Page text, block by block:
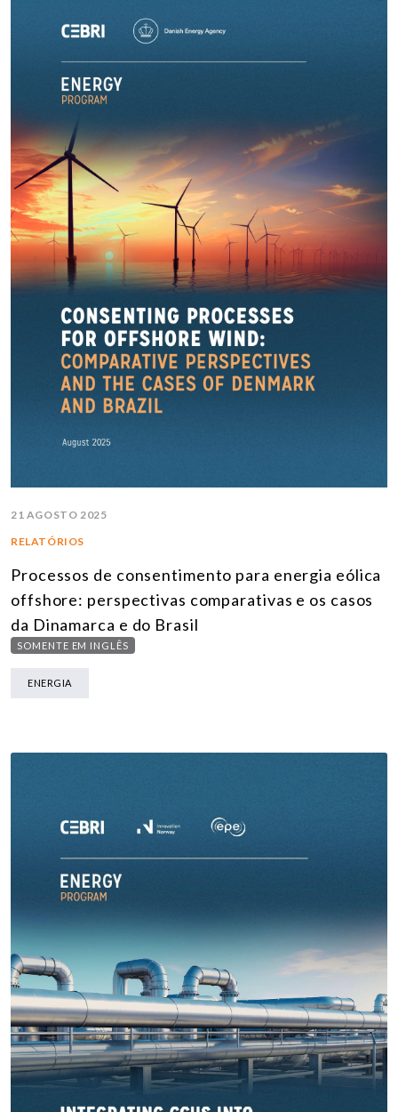
21 AGOSTO 2025
RELATÓRIOS
Processos de consentimento para energia eólica
offshore: perspectivas comparativas e os casos
da Dinamarca e do Brasil
SOMENTE EM INGLÊS
ENERGIA